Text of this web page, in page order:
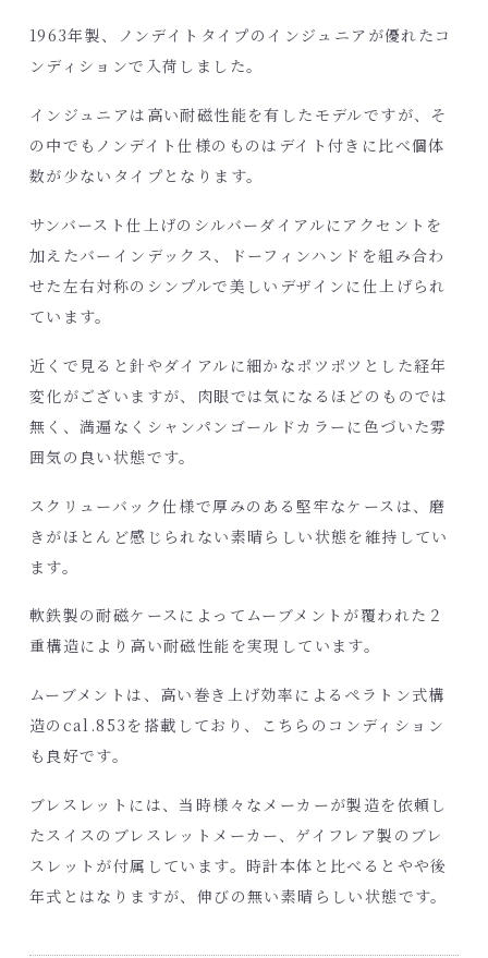
1963年製、ノンデイトタイプのインジュニアが優れたコ
ンディションで入荷しました。
インジュニアは高い耐磁性能を有したモデルですが、そ
の中でもノンデイト仕様のものはデイト付きに比べ個体
数が少ないタイプとなります。
サンバースト仕上げのシルバーダイアルにアクセントを
加えたバーインデックス、ドーフィンハンドを組み合わ
せた左右対称のシンプルで美しいデザインに仕上げられ
ています。
近くで見ると針やダイアルに細かなポツポツとした経年
変化がございますが、肉眼では気になるほどのものでは
無く、満遍なくシャンパンゴールドカラーに色づいた雰
囲気の良い状態です。
スクリューバック仕様で厚みのある堅牢なケースは、磨
きがほとんど感じられない素晴らしい状態を維持してい
ます。
軟鉄製の耐磁ケースによってムーブメントが覆われた２
重構造により高い耐磁性能を実現しています。
ムーブメントは、高い巻き上げ効率によるペラトン式構
造のcal.853を搭載しており、こちらのコンディション
も良好です。
ブレスレットには、当時様々なメーカーが製造を依頼し
たスイスのブレスレットメーカー、ゲイフレア製のブレ
スレットが付属しています。時計本体と比べるとやや後
年式とはなりますが、伸びの無い素晴らしい状態です。